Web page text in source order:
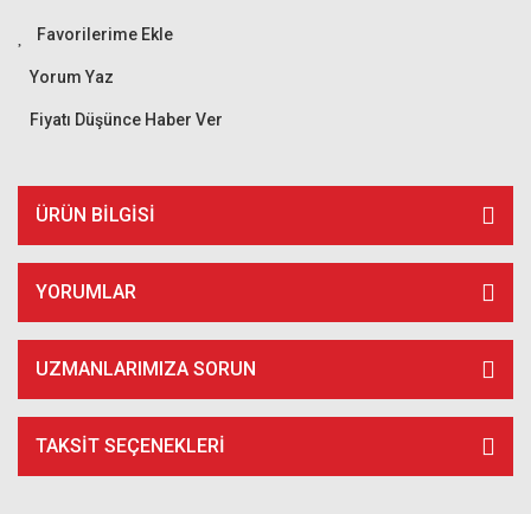
Yorum Yaz
Fiyatı Düşünce Haber Ver
ÜRÜN BILGISI
YORUMLAR
UZMANLARIMIZA SORUN
TAKSIT SEÇENEKLERI